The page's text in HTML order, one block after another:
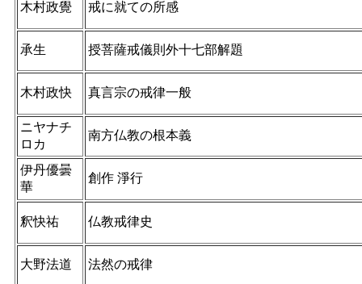
木村政覺 戒に就ての所感
承生 授菩薩戒儀則外十七部解題
木村政快 真言宗の戒律一般
ニヤナチ
ロカ
南方仏教の根本義
伊丹優曇
華
創作 淨行
釈快祐 仏教戒律史
大野法道 法然の戒律